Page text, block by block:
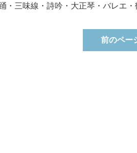
・三味線・詩吟・大正琴・バレエ・
前のペー